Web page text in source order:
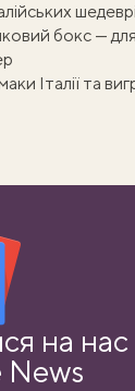
бокс —
Італії та
на нас
News